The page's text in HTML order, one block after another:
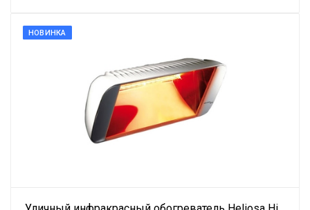
НОВИНКА